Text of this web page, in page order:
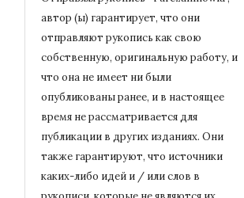
автор (ы) гарантирует, что они
отправляют рукопись как свою
собственную, оригинальную работу, и
что она не имеет ни были
опубликованы ранее, и в настоящее
время не рассматривается для
публикации в других изданиях. Они
также гарантируют, что источники
каких-либо идей и / или слов в